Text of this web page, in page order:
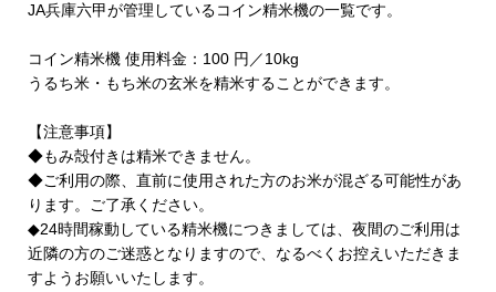
JA兵庫六甲が管理しているコイン精米機の一覧です。
コイン精米機 使用料金：100 円／10kg
うるち米・もち米の玄米を精米することができます。
【注意事項】
◆もみ殻付きは精米できません。
◆ご利用の際、直前に使用された方のお米が混ざる可能性があ
ります。ご了承ください。
◆24時間稼動している精米機につきましては、夜間のご利用は
近隣の方のご迷惑となりますので、なるべくお控えいただきま
すようお願いいたします。